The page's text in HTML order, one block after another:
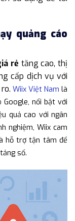
quảng cáo
rẻ tăng cao, thị
cấp dịch vụ với
Wiix Việt Nam là
nổi bật với
quả cao với ngân
nghiệm, Wiix cam
hỗ trợ tận tâm để
số.